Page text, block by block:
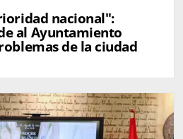
nacional":
al Ayuntamiento
de la ciudad